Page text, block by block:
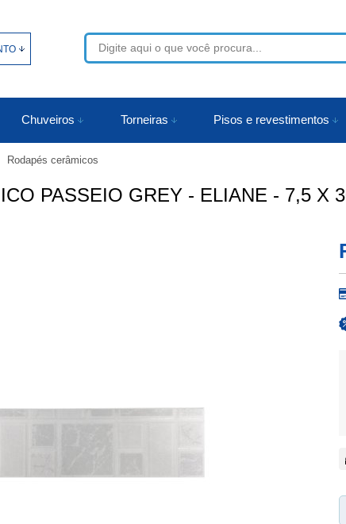
4834381753
Chuveiros Torneiras Pisos e revestimentos
Rodapés cerâmicos
PASSEIO GREY - ELIANE - 7,5 X